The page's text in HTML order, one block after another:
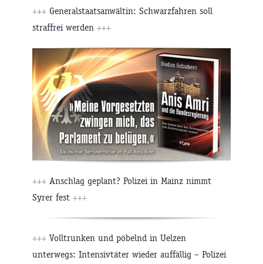
+++ Generalstaatsanwältin: Schwarzfahren soll
straffrei werden +++
+++ Anschlag geplant? Polizei in Mainz nimmt
Syrer fest +++
+++ Volltrunken und pöbelnd in Uelzen
unterwegs: Intensivtäter wieder auffällig – Polizei